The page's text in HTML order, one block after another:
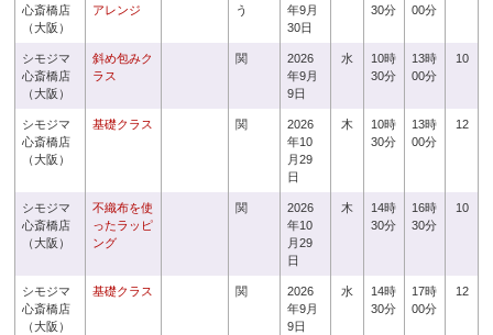
心斎橋店
（大阪）
アレンジ
う
年9月
30日
30分
00分
シモジマ
心斎橋店
（大阪）
斜め包みク
ラス
関
2026
年9月
9日
水
10時
30分
13時
00分
10
シモジマ
心斎橋店
（大阪）
基礎クラス 関
2026
年10
月29
日
木
10時
30分
13時
00分
12
シモジマ
心斎橋店
（大阪）
不織布を使
ったラッピ
ング
関
2026
年10
月29
日
木
14時
30分
16時
30分
10
シモジマ
心斎橋店
（大阪）
基礎クラス 関
2026
年9月
9日
水
14時
30分
17時
00分
12